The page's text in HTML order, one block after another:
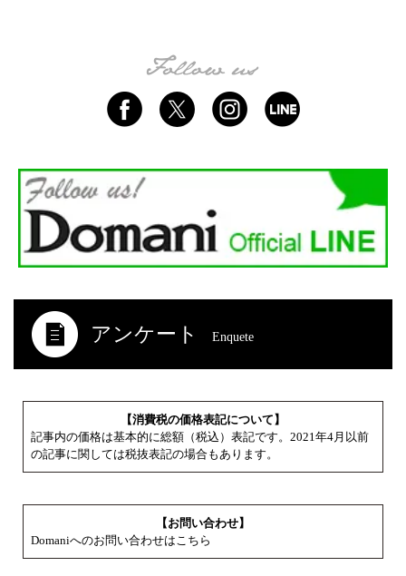
アンケート Enquete
【消費税の価格表記について】
記事内の価格は基本的に総額（税込）表記です。2021年4月以前
の記事に関しては税抜表記の場合もあります。
【お問い合わせ】
Domaniへのお問い合わせはこちら